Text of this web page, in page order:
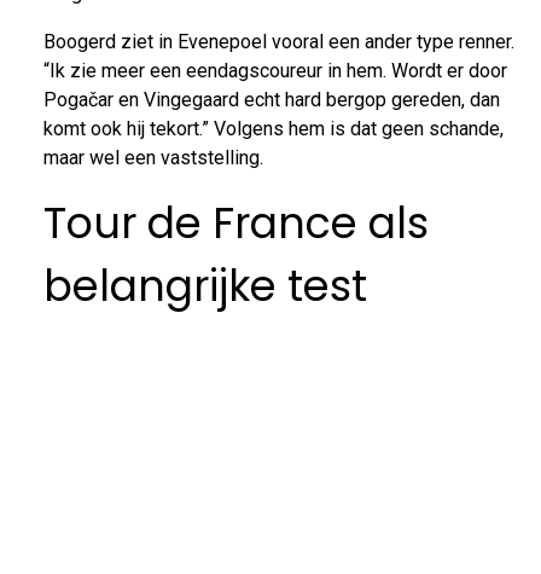
Boogerd ziet in Evenepoel vooral een ander type renner.
“Ik zie meer een eendagscoureur in hem. Wordt er door
Pogačar en Vingegaard echt hard bergop gereden, dan
komt ook hij tekort.” Volgens hem is dat geen schande,
maar wel een vaststelling.
Tour de France als
belangrijke test